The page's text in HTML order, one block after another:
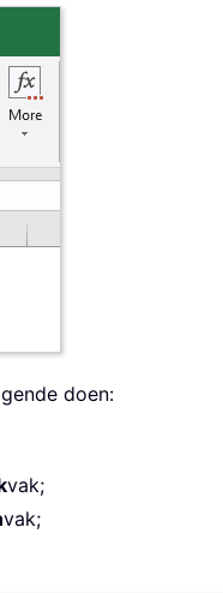
doen:
vak;
vak;